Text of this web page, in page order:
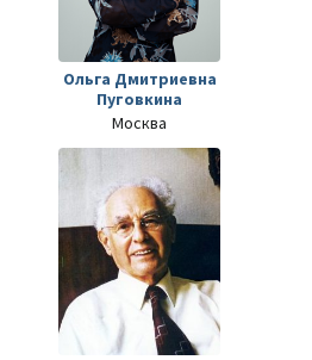
Ольга Дмитриевна
Пуговкина
Москва